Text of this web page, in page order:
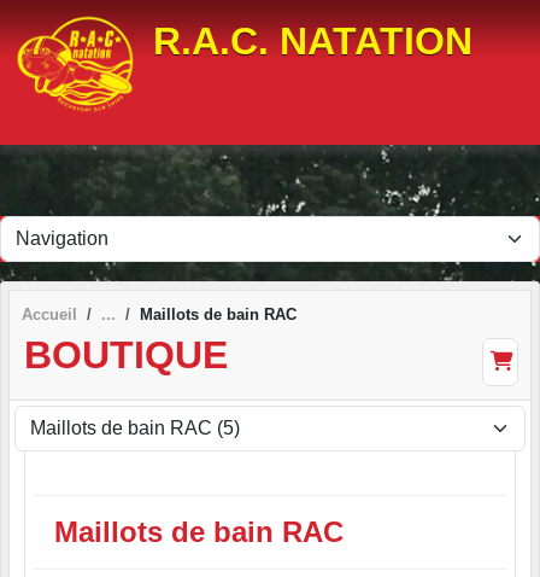
R.A.C. NATATION
Accueil Maillots de bain RAC
BOUTIQUE
Maillots de bain RAC
Panneau de gestion des cookies